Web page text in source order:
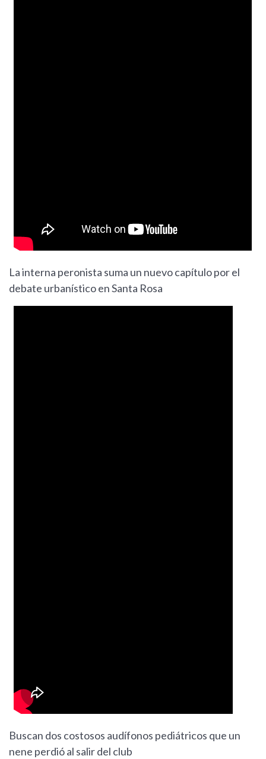
La interna peronista suma un nuevo capítulo por el
debate urbanístico en Santa Rosa
Buscan dos costosos audífonos pediátricos que un
nene perdió al salir del club